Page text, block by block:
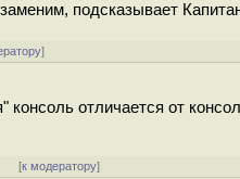
подсказывает
]
отличается от
[к модератору]